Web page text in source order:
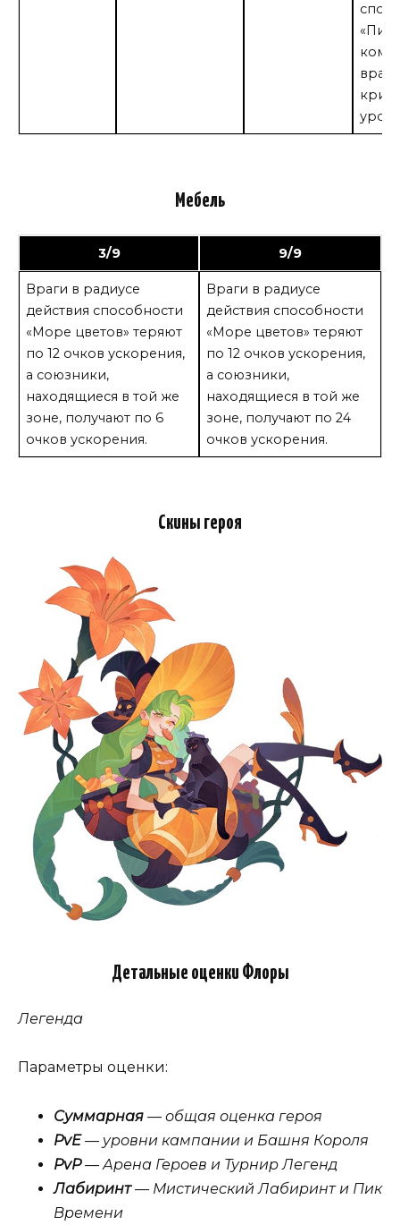
Мебель
3/9 9/9
Враги в радиусе
действия способности
«Море цветов» теряют
по 12 очков ускорения,
а союзники,
находящиеся в той же
зоне, получают по 6
очков ускорения.
Враги в радиусе
действия способности
«Море цветов» теряют
по 12 очков ускорения,
а союзники,
находящиеся в той же
зоне, получают по 24
очков ускорения.
Скины героя
Детальные оценки Флоры
Легенда
Параметры оценки:
Суммарная — общая оценка героя
PvE— уровни кампании и Башня Короля
PvP— Арена Героев и Турнир Легенд
Лабиринт— Мистический Лабиринт и Пик
Времени